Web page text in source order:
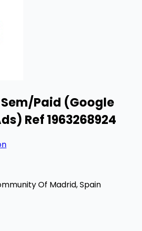
Paid (Google
Ref 1963268924
Of Madrid, Spain